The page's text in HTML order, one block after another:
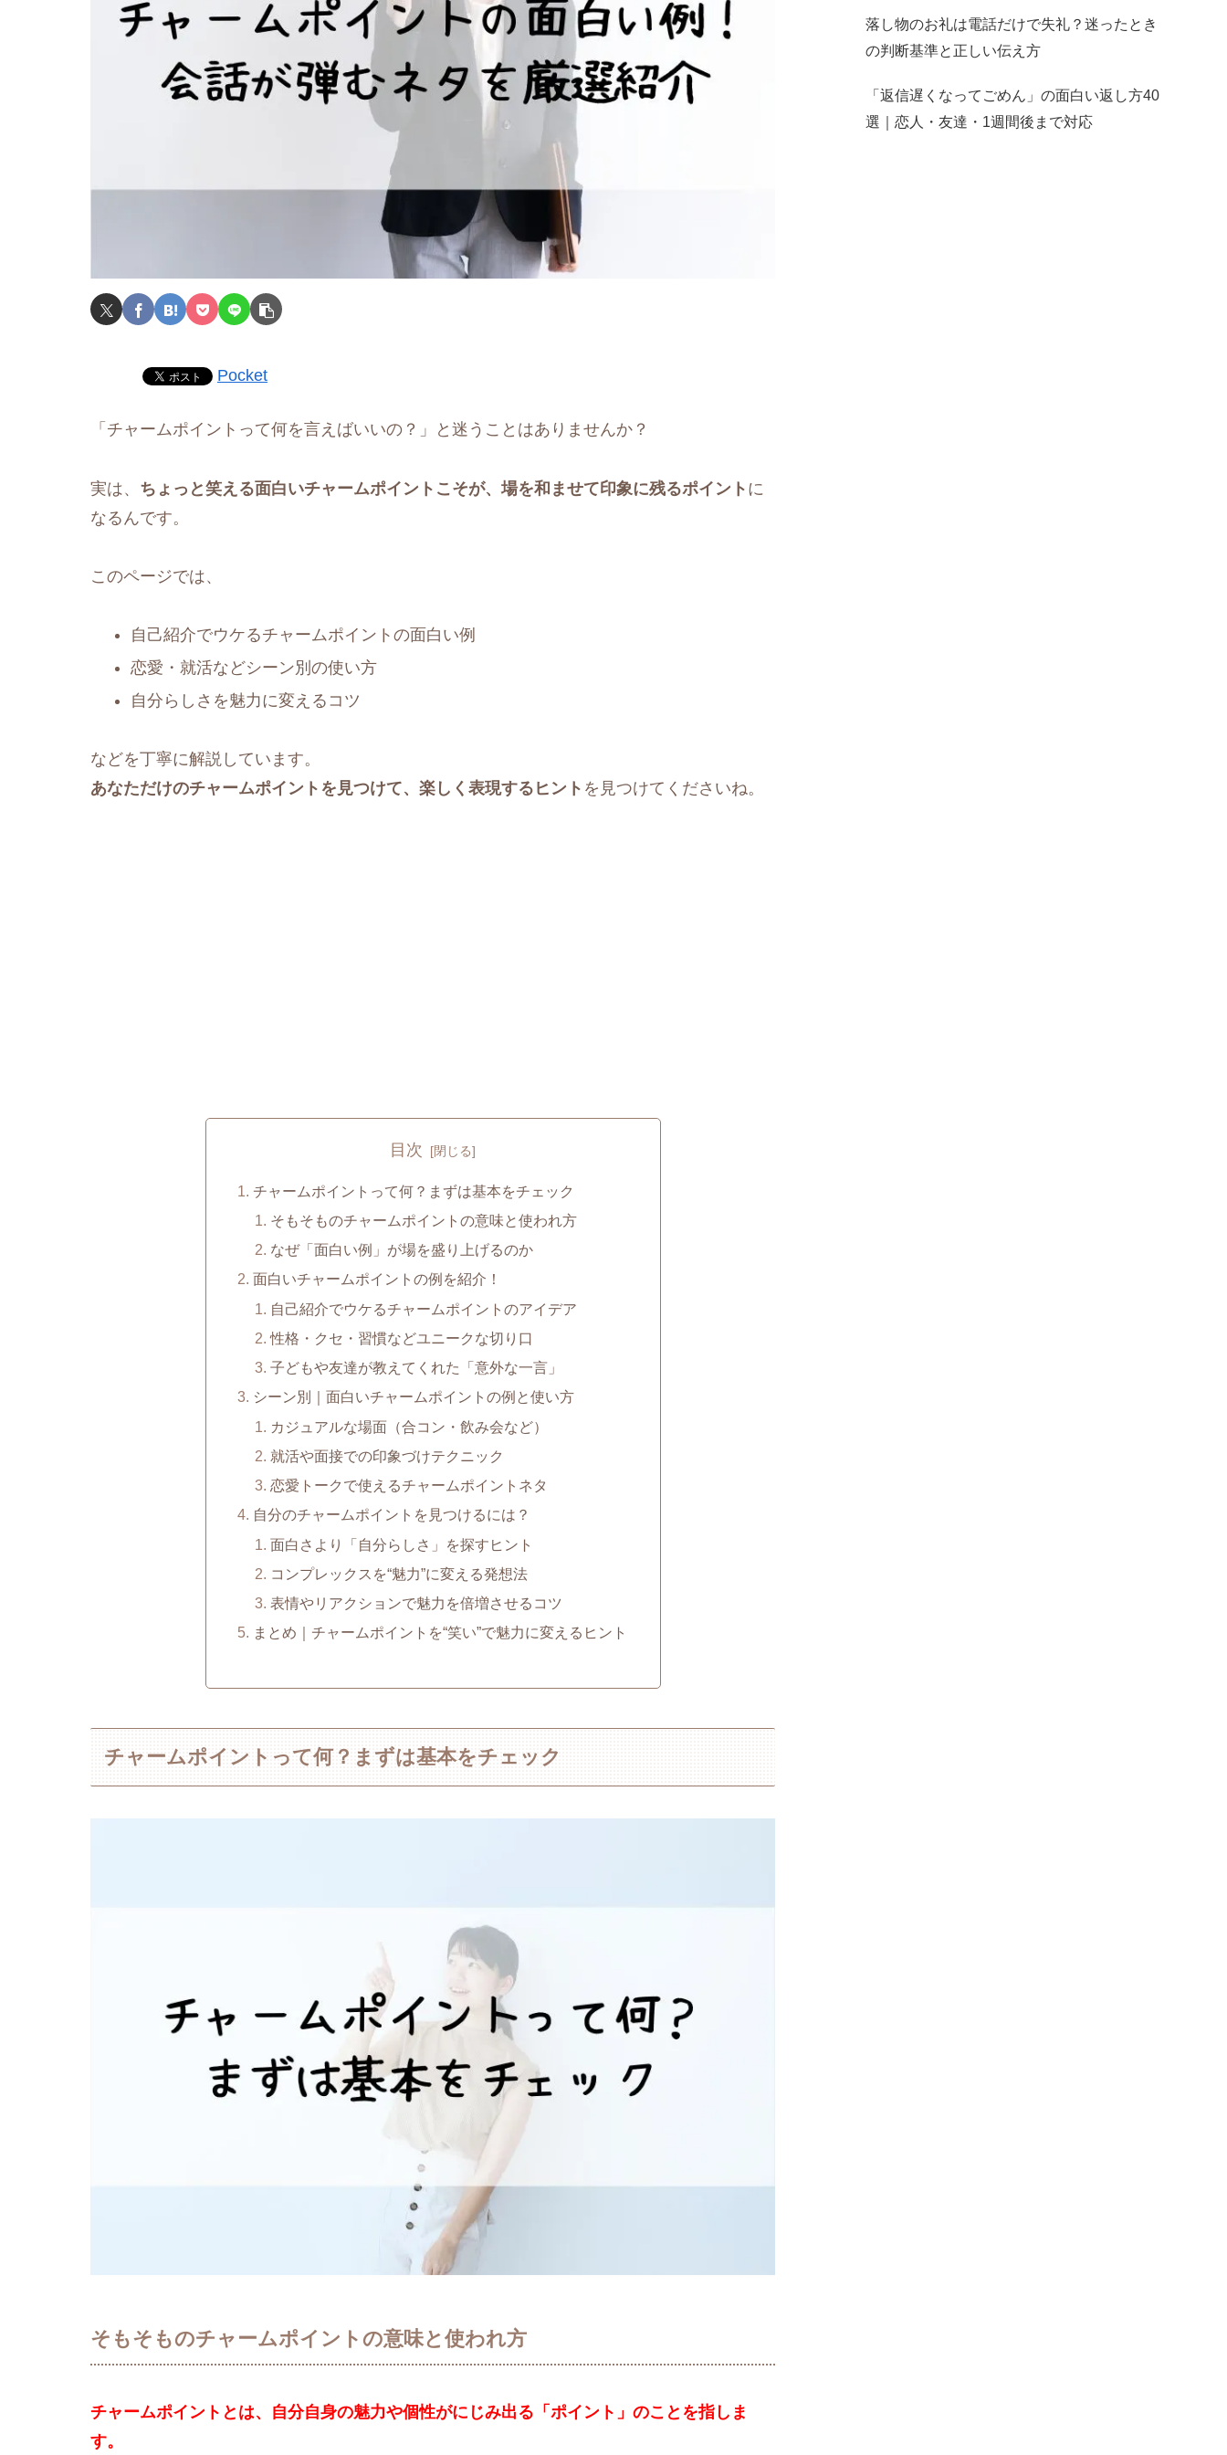
Pocket
「チャームポイントって何を言えばいいの？」と迷うことはありませんか？
実は、 ちょっと笑える面白いチャームポイントこそが、場を和ませて印象に残るポイント に
なるんです。
このページでは、
自己紹介でウケるチャームポイントの面白い例
恋愛・就活などシーン別の使い方
自分らしさを魅力に変えるコツ
などを丁寧に解説しています。
あなただけのチャームポイントを見つけて、楽しく表現するヒント を見つけてくださいね。
目次
チャームポイントって何？まずは基本をチェック
そもそものチャームポイントの意味と使われ方
なぜ「面白い例」が場を盛り上げるのか
面白いチャームポイントの例を紹介！
自己紹介でウケるチャームポイントのアイデア
性格・クセ・習慣などユニークな切り口
子どもや友達が教えてくれた「意外な一言」
シーン別｜面白いチャームポイントの例と使い方
カジュアルな場面（合コン・飲み会など）
就活や面接での印象づけテクニック
恋愛トークで使えるチャームポイントネタ
自分のチャームポイントを見つけるには？
面白さより「自分らしさ」を探すヒント
コンプレックスを“魅力”に変える発想法
表情やリアクションで魅力を倍増させるコツ
まとめ｜チャームポイントを“笑い”で魅力に変えるヒント
チャームポイントって何？まずは基本をチェック
そもそものチャームポイントの意味と使われ方
チャームポイントとは、自分自身の魅力や個性がにじみ出る「ポイント」のことを指しま
す。
落し物のお礼は電話だけで失礼？迷ったとき
の判断基準と正しい伝え方
「返信遅くなってごめん」の面白い返し方40
選｜恋人・友達・1週間後まで対応